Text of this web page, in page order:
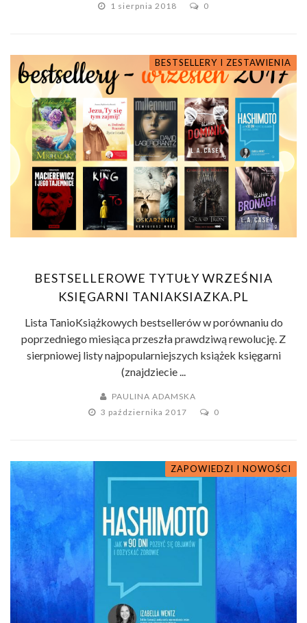
1 sierpnia 2018
0
BESTSELLERY I ZESTAWIENIA
BESTSELLEROWE TYTUŁY WRZEŚNIA
KSIĘGARNI TANIAKSIAZKA.PL
Lista TanioKsiążkowych bestsellerów w porównaniu do
poprzedniego miesiąca przeszła prawdziwą rewolucję. Z
sierpniowej listy najpopularniejszych książek księgarni
(znajdziecie ...
PAULINA ADAMSKA
3 października 2017
0
ZAPOWIEDZI I NOWOŚCI